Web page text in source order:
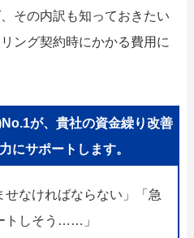
日資金調達するための方法
その内訳も知っておきたい
ング契約時にかかる費用に
が、貴社の資金繰り改善
にサポートします。
せなければならない」「急
トしそう……」